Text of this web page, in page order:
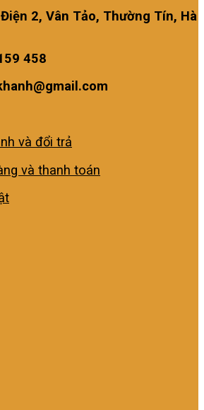
2, Vân Tảo, Thường Tín, Hà
458
và đổi trả
và thanh toán